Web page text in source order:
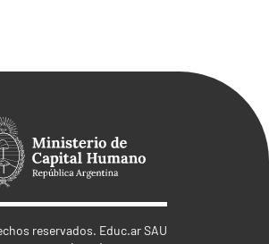
reservados. Educ.ar SAU